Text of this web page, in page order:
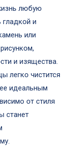
любую
и
или
и изящества.
легко чистится
идеальным
от стиля
станет